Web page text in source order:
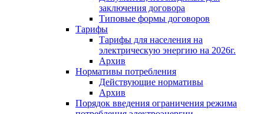
заключения договора
Типовые формы договоров
Тарифы
Тарифы для населения на
электрическую энергию на 2026г.
Архив
Нормативы потребления
Действующие нормативы
Архив
Порядок введения ограничения режима